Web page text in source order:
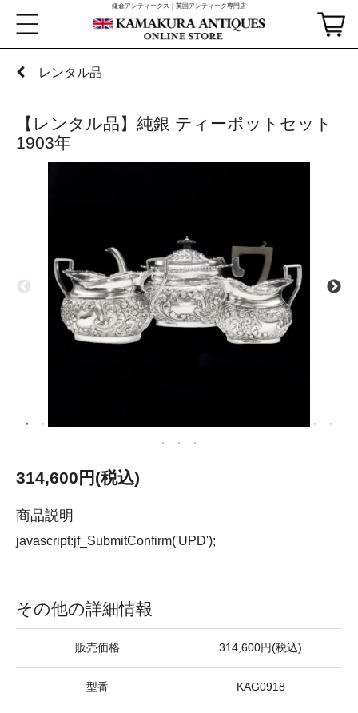
鎌倉アンティークス｜英国アンティーク専門店
レンタル品
【レンタル品】純銀 ティーポットセット
1903年
314,600円(税込)
商品説明
javascript:jf_SubmitConfirm('UPD');
その他の詳細情報
販売価格 314,600円(税込)
型番 KAG0918